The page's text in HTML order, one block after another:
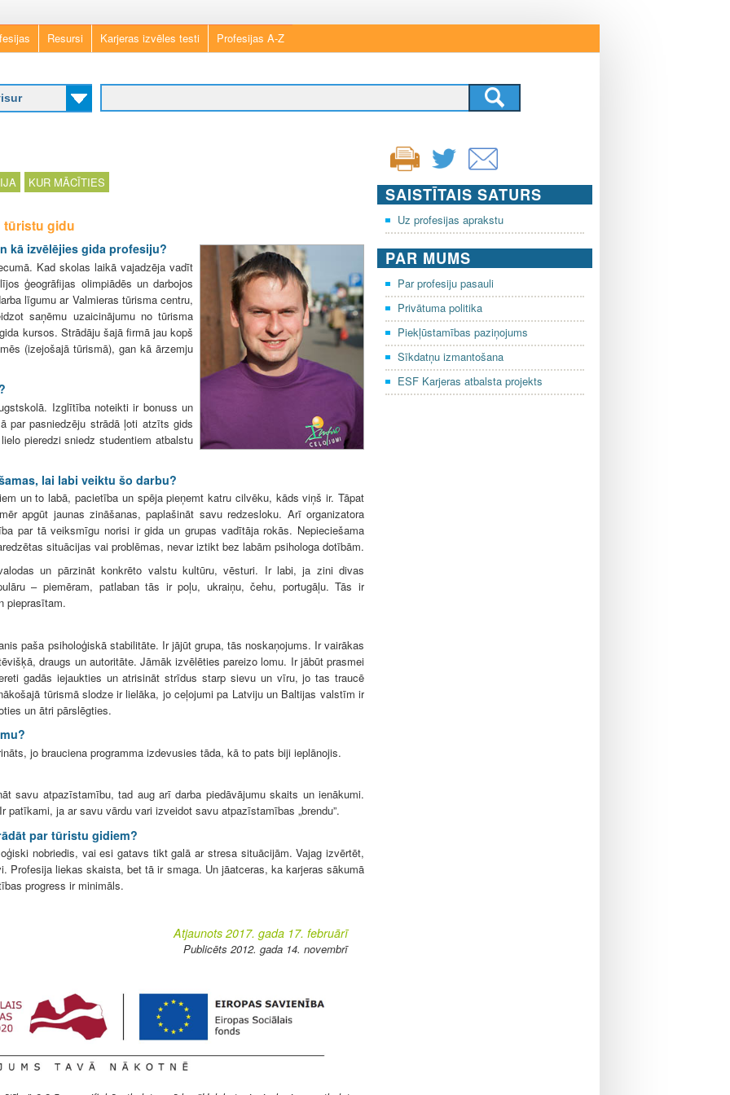
Skip
to
Resursi Karjeras izvēles testi Profesijas A-Z
KUR MĀCĪTIES
tūristu gidu
kā izvēlējies gida profesiju?
Kad skolas laikā vajadzēja vadīt
ģeogrāfijas olimpiādēs un darbojos
līgumu ar Valmieras tūrisma centru,
saņēmu uzaicinājumu no tūrisma
kursos. Strādāju šajā firmā jau kopš
(izejošajā tūrismā), gan kā ārzemju
Izglītība noteikti ir bonuss un
par pasniedzēju strādā ļoti atzīts gids
pieredzi sniedz studentiem atbalstu
lai labi veiktu šo darbu?
un to labā, pacietība un spēja pieņemt katru cilvēku, kāds viņš ir. Tāpat
apgūt jaunas zināšanas, paplašināt savu redzesloku. Arī organizatora
par tā veiksmīgu norisi ir gida un grupas vadītāja rokās. Nepieciešama
situācijas vai problēmas, nevar iztikt bez labām psihologa dotībām.
un pārzināt konkrēto valstu kultūru, vēsturi. Ir labi, ja zini divas
– piemēram, patlaban tās ir poļu, ukraiņu, čehu, portugāļu. Tās ir
pieprasītam.
paša psiholoģiskā stabilitāte. Ir jājūt grupa, tās noskaņojums. Ir vairākas
draugs un autoritāte. Jāmāk izvēlēties pareizo lomu. Ir jābūt prasmei
gadās iejaukties un atrisināt strīdus starp sievu un vīru, jo tas traucē
tūrismā slodze ir lielāka, jo ceļojumi pa Latviju un Baltijas valstīm ir
un ātri pārslēgties.
jo brauciena programma izdevusies tāda, kā to pats biji ieplānojis.
savu atpazīstamību, tad aug arī darba piedāvājumu skaits un ienākumi.
patīkami, ja ar savu vārdu vari izveidot savu atpazīstamības „brendu”.
par tūristu gidiem?
nobriedis, vai esi gatavs tikt galā ar stresa situācijām. Vajag izvērtēt,
Profesija liekas skaista, bet tā ir smaga. Un jāatceras, ka karjeras sākumā
progress ir minimāls.
Atjaunots 2017. gada 17. februārī
Publicēts 2012. gada 14. novembrī
SAISTĪTAIS SATURS
Uz profesijas aprakstu
PAR MUMS
Par profesiju pasauli
Privātuma politika
Piekļūstamības paziņojums
Sīkdatņu izmantošana
ESF Karjeras atbalsta projekts